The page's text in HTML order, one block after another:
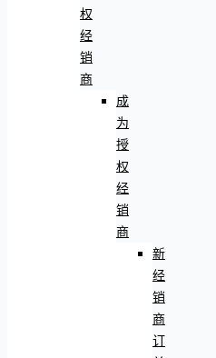
权
经
销
商
成
为
授
权
经
销
商
新
经
销
商
订